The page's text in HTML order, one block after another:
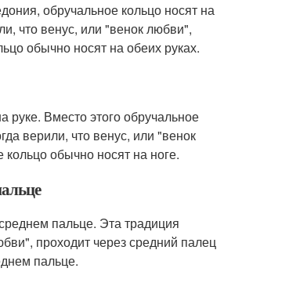
обручальное кольцо носят на
что венус, или "венок любви",
обычно носят на обеих руках.
руке. Вместо этого обручальное
верили, что венус, или "венок
обычно носят на ноге.
пальце. Эта традиция
проходит через средний палец
пальце.